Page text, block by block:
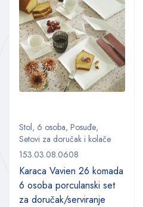
Stol, 6 osoba, Posuđe,
Setovi za doručak i kolače
153.03.08.0608
Karaca Vavien 26 komada
6 osoba porculanski set
za doručak/serviranje